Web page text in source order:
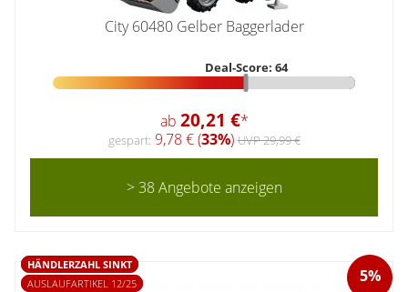
City 60480 Gelber Baggerlader
Deal-Score: 64
ab 20,21 €*
gespart: 9,78 € (33%)UVP 29,99 €
> 38 Angebote anzeigen
5%
HÄNDLERZAHL SINKT
AUSLAUFARTIKEL 12/25